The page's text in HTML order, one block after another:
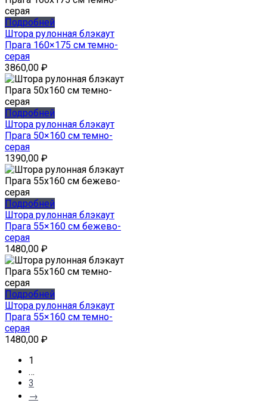
Подробней
Штора рулонная блэкаут
Прага 160×175 см темно-
серая
3860,00 ₽
Подробней
Штора рулонная блэкаут
Прага 50×160 см темно-
серая
1390,00 ₽
Подробней
Штора рулонная блэкаут
Прага 55×160 см бежево-
серая
1480,00 ₽
Подробней
Штора рулонная блэкаут
Прага 55×160 см темно-
серая
1480,00 ₽
1
…
3
→